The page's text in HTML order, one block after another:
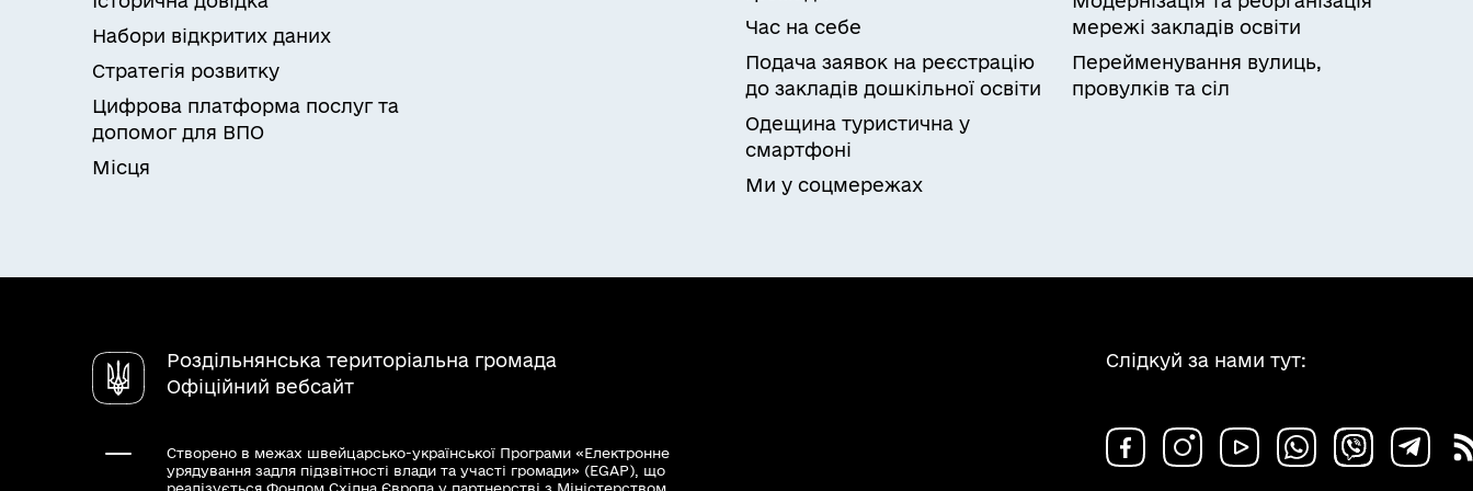
Відмова у видачі піклувальнику дозволу
Набори відкритих даних
Стратегія розвитку
Цифрова платформа послуг та
допомог для ВПО
Місця
Час на себе
Подача заявок на реєстрацію
до закладів дошкільної освіти
Одещина туристична у
смартфоні
Ми у соцмережах
мережі закладів освіти
Перейменування вулиць,
провулків та сіл
Роздільнянська територіальна громада
Офіційний вебсайт
Створено в межах швейцарсько-української Програми «Електронне
урядування задля підзвітності влади та участі громади» (EGAP), що
реалізується Фондом Східна Європа у партнерстві з Міністерством
Слідкуй за нами тут: